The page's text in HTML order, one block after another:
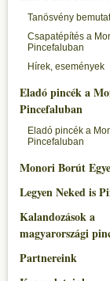
Tanösvény
Csapatépítés a
Pincefaluban
Hírek, események
Eladó pincék a
Pincefaluban
Eladó pincék a
Pincefaluban
Monori Borút
Legyen Neked is
Kalandozások a
magyarországi
Partnereink